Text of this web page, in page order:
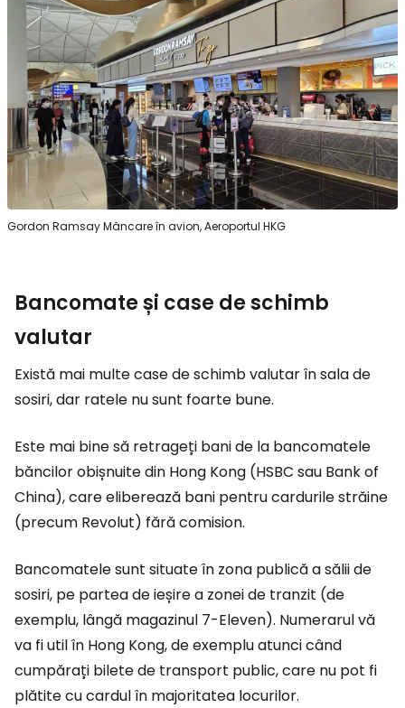
Gordon Ramsay Mâncare în avion, Aeroportul HKG
Bancomate și case de schimb
valutar
Există mai multe case de schimb valutar în sala de
sosiri, dar ratele nu sunt foarte bune.
Este mai bine să retrageți bani de la bancomatele
băncilor obișnuite din Hong Kong (HSBC sau Bank of
China), care eliberează bani pentru cardurile străine
(precum Revolut) fără comision.
Bancomatele sunt situate în zona publică a sălii de
sosiri, pe partea de ieșire a zonei de tranzit (de
exemplu, lângă magazinul 7-Eleven). Numerarul vă
va fi util în Hong Kong, de exemplu atunci când
cumpărați bilete de transport public, care nu pot fi
plătite cu cardul în majoritatea locurilor.